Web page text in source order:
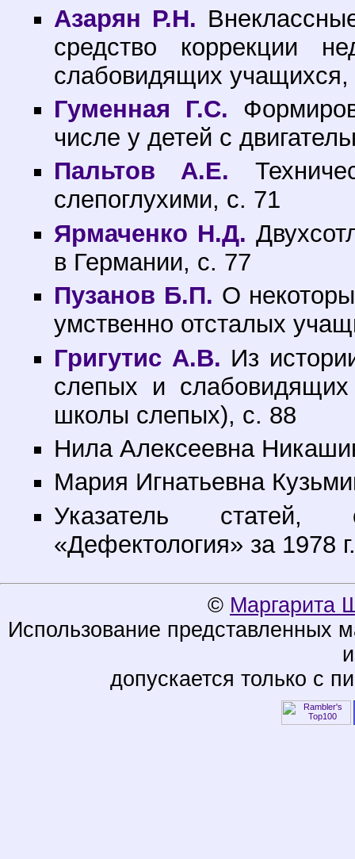
Азарян Р.Н.
средство коррекции
слабовидящих учащихся,
Гуменная Г.С.
числе у детей с
Пальтов А.Е.
слепоглухими, с. 71
Ярмаченко Н.Д.
в Германии, с. 77
Пузанов Б.П. О
умственно отсталых
Григутис А.В. Из
слепых и
школы слепых), с. 88
Нила Алексеевна
Мария Игнатьевна
Указатель статей,
«Дефектология» за 1978
© Маргарита
Использование представленных
допускается только с